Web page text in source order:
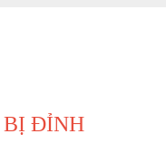
BỊ ĐỈNH